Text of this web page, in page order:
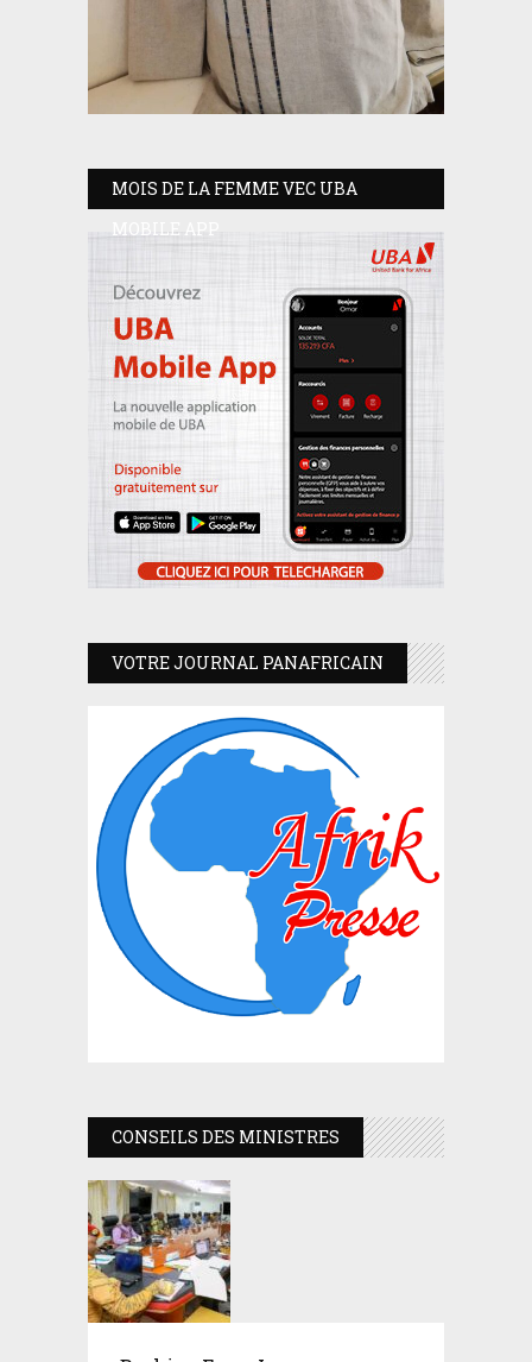
MOIS DE LA FEMME VEC UBA
MOBILE APP
VOTRE JOURNAL PANAFRICAIN
CONSEILS DES MINISTRES